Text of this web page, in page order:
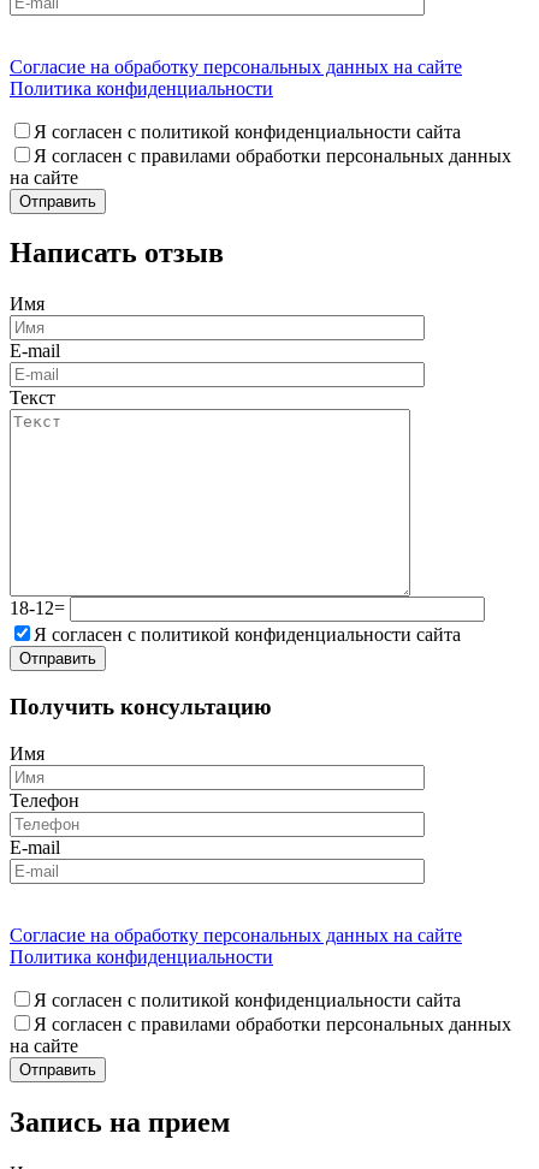
Согласие на обработку персональных данных на сайте
Политика конфиденциальности
Я согласен с политикой конфиденциальности сайта
Я согласен с правилами обработки персональных данных
на сайте
Написать отзыв
Имя
E-mail
Текст
18-12=
Я согласен с политикой конфиденциальности сайта
Получить консультацию
Имя
Телефон
E-mail
Согласие на обработку персональных данных на сайте
Политика конфиденциальности
Я согласен с политикой конфиденциальности сайта
Я согласен с правилами обработки персональных данных
на сайте
Запись на прием